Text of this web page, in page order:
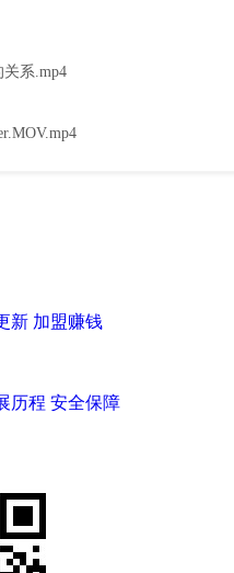
关系.mp4
新 加盟赚钱
历程 安全保障